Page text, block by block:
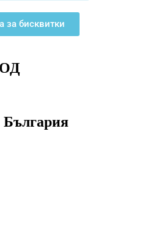
за бисквитки